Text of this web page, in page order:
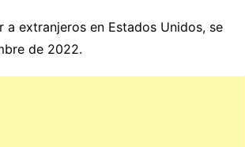
extranjeros en Estados Unidos, se
de 2022.